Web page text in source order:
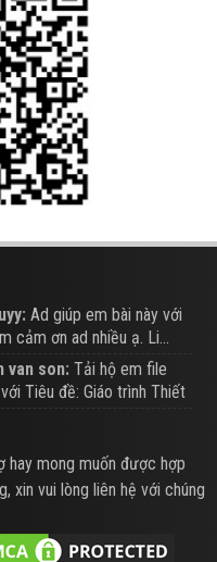
Ad giúp em bài này với
cảm ơn ad nhiều ạ. Li...
van son: Tải hộ em file
Tiêu đề: Giáo trình Thiết
hay mong muốn được hợp
xin vui lòng liên hệ với chúng